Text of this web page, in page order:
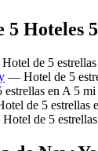
Hoteles
de 5 estrellas
— Hotel de 5
en A 5 mi
de 5 estrellas
de 5